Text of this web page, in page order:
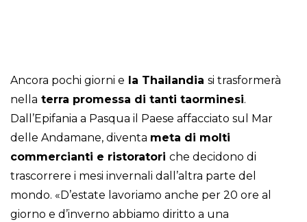
Ancora pochi giorni e la Thailandia si trasformerà
nella terra promessa di tanti taorminesi.
Dall’Epifania a Pasqua il Paese affacciato sul Mar
delle Andamane, diventa meta di molti
commercianti e ristoratori che decidono di
trascorrere i mesi invernali dall’altra parte del
mondo. «D’estate lavoriamo anche per 20 ore al
giorno e d’inverno abbiamo diritto a una